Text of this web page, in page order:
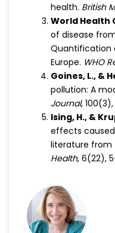
health. British
World Health
of disease
Quantification
Europe. WHO
Goines, L., &
pollution: A
Journal,
Ising, H., &
effects caused
literature from
Health, 6(22),